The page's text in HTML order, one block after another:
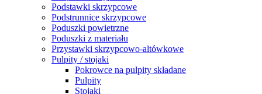
Podstawki skrzypcowe
Podstrunnice skrzypcowe
Poduszki powietrzne
Poduszki z materiału
Przystawki skrzypcowo-altówkowe
Pulpity / stojaki
Pokrowce na pulpity składane
Pulpity
Stojaki